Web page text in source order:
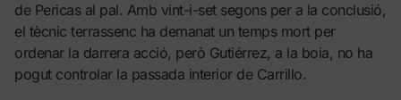
de Pericas al pal. Amb vint-i-set segons per a la conclusió,
el tècnic terrassenc ha demanat un temps mort per
ordenar la darrera acció, però Gutiérrez, a la boia, no ha
pogut controlar la passada interior de Carrillo.